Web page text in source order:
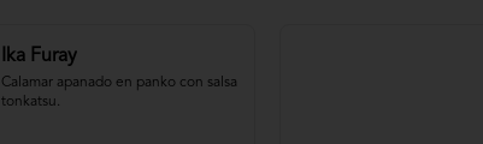
Ika Furay
Calamar apanado en panko con salsa
tonkatsu.